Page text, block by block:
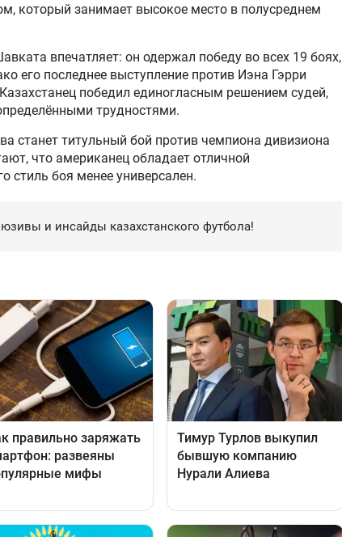
который занимает высокое место в полусреднем
впечатляет: он одержал победу во всех 19 боях,
его последнее выступление против Иэна Гэрри
победил единогласным решением судей,
трудностями.
станет титульный бой против чемпиона дивизиона
что американец обладает отличной
стиль боя менее универсален.
и инсайды казахстанского футбола!